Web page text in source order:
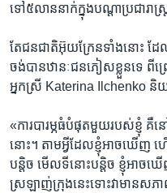
ទៅ​៥លាននាក់ក្នុង​បណ្តា​ប្រជារ
តែ​ជនជាតិ​អ៊ុយក្រែន​ទាំងនោះ​ ​ដ
ចង់​បាន​ឋានៈជនភៀសខ្លួន​ទេ​ ពីព្
អ្នកស្រី Katerina Ilchenko និ
«ការបារម្ភធំបំផុត​មួយ​របស់​ខ្ញុំ​ គឺ​
នោះ។ តាមអ្វី​ដែល​ខ្ញុំអាចឃើញ
បន្តិច មើល​ទី​នោះ​បន្តិច​ ​ខ្ញុំ​អាច​ឃើ
ស្រឡាញ់​ក្រុង​នេះ​ទោះវា​មានស